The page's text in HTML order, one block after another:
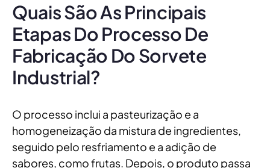
Quais São As Principais
Etapas Do Processo De
Fabricação Do Sorvete
Industrial?
O processo inclui a pasteurização e a
homogeneização da mistura de ingredientes,
seguido pelo resfriamento e a adição de
sabores, como frutas. Depois, o produto passa